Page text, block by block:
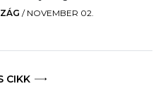
/ NOVEMBER 02.
CIKK